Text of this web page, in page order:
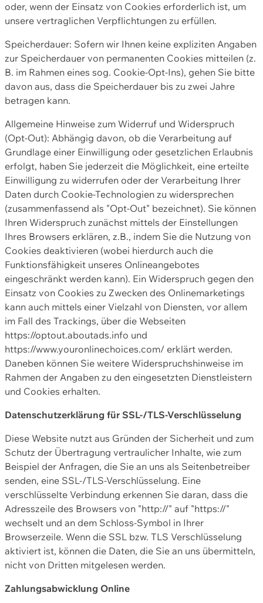
oder, wenn der Einsatz von Cookies erforderlich ist, um
unsere vertraglichen Verpflichtungen zu erfüllen.
Speicherdauer: Sofern wir Ihnen keine expliziten Angaben
zur Speicherdauer von permanenten Cookies mitteilen (z.
B. im Rahmen eines sog. Cookie-Opt-Ins), gehen Sie bitte
davon aus, dass die Speicherdauer bis zu zwei Jahre
betragen kann.
Allgemeine Hinweise zum Widerruf und Widerspruch
(Opt-Out): Abhängig davon, ob die Verarbeitung auf
Grundlage einer Einwilligung oder gesetzlichen Erlaubnis
erfolgt, haben Sie jederzeit die Möglichkeit, eine erteilte
Einwilligung zu widerrufen oder der Verarbeitung Ihrer
Daten durch Cookie-Technologien zu widersprechen
(zusammenfassend als "Opt-Out" bezeichnet). Sie können
Ihren Widerspruch zunächst mittels der Einstellungen
Ihres Browsers erklären, z.B., indem Sie die Nutzung von
Cookies deaktivieren (wobei hierdurch auch die
Funktionsfähigkeit unseres Onlineangebotes
eingeschränkt werden kann). Ein Widerspruch gegen den
Einsatz von Cookies zu Zwecken des Onlinemarketings
kann auch mittels einer Vielzahl von Diensten, vor allem
im Fall des Trackings, über die Webseiten
https://optout.aboutads.info und
https://www.youronlinechoices.com/ erklärt werden.
Daneben können Sie weitere Widerspruchshinweise im
Rahmen der Angaben zu den eingesetzten Dienstleistern
und Cookies erhalten.
Datenschutzerklärung für SSL-/TLS-Verschlüsselung
Diese Website nutzt aus Gründen der Sicherheit und zum
Schutz der Übertragung vertraulicher Inhalte, wie zum
Beispiel der Anfragen, die Sie an uns als Seitenbetreiber
senden, eine SSL-/TLS-Verschlüsselung. Eine
verschlüsselte Verbindung erkennen Sie daran, dass die
Adresszeile des Browsers von "http://" auf "https://"
wechselt und an dem Schloss-Symbol in Ihrer
Browserzeile. Wenn die SSL bzw. TLS Verschlüsselung
aktiviert ist, können die Daten, die Sie an uns übermitteln,
nicht von Dritten mitgelesen werden.
Zahlungsabwicklung Online